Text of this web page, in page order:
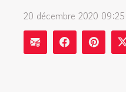
20 décembre 2020 09:25